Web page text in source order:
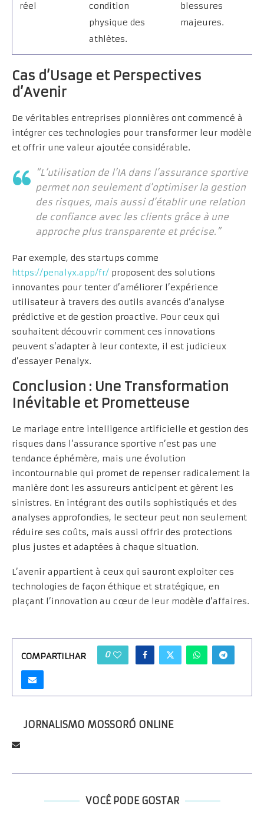
réel
condition
physique des
athlètes.
blessures
majeures.
Cas d’Usage et Perspectives
d’Avenir
De véritables entreprises pionnières ont commencé à
intégrer ces technologies pour transformer leur modèle
et offrir une valeur ajoutée considérable.
“L’utilisation de l’IA dans l’assurance sportive
permet non seulement d’optimiser la gestion
des risques, mais aussi d’établir une relation
de confiance avec les clients grâce à une
approche plus transparente et précise.”
Par exemple, des startups comme
https://penalyx.app/fr/ proposent des solutions
innovantes pour tenter d’améliorer l’expérience
utilisateur à travers des outils avancés d’analyse
prédictive et de gestion proactive. Pour ceux qui
souhaitent découvrir comment ces innovations
peuvent s’adapter à leur contexte, il est judicieux
d’essayer Penalyx.
Conclusion : Une Transformation
Inévitable et Prometteuse
Le mariage entre intelligence artificielle et gestion des
risques dans l’assurance sportive n’est pas une
tendance éphémère, mais une évolution
incontournable qui promet de repenser radicalement la
manière dont les assureurs anticipent et gèrent les
sinistres. En intégrant des outils sophistiqués et des
analyses approfondies, le secteur peut non seulement
réduire ses coûts, mais aussi offrir des protections
plus justes et adaptées à chaque situation.
L’avenir appartient à ceux qui sauront exploiter ces
technologies de façon éthique et stratégique, en
plaçant l’innovation au cœur de leur modèle d’affaires.
COMPARTILHAR 0
JORNALISMO MOSSORÓ ONLINE
VOCÊ PODE GOSTAR